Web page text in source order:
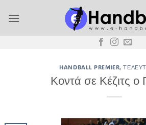
στο
HANDBALL PREMIER,
Κοντά σε Κέζιτς